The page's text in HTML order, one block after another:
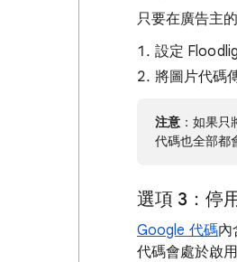
只要在廣告主
設定
將圖片代碼
注意 ：如果
代碼也全部都
選項 3：停
Google 代碼內
代碼會處於啟